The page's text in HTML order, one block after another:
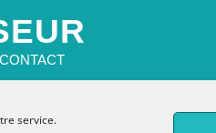
service.
CONTACT